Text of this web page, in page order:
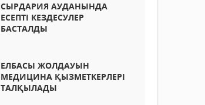
СЫРДАРИЯ АУДАНЫНДА
ЕСЕПТІ КЕЗДЕСУЛЕР
БАСТАЛДЫ
ЕЛБАСЫ ЖОЛДАУЫН
МЕДИЦИНА ҚЫЗМЕТКЕРЛЕРІ
ТАЛҚЫЛАДЫ